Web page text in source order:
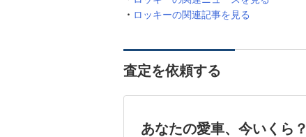
ロッキーの関連記事を見る
査定を依頼する
あなたの愛車、今いくら？